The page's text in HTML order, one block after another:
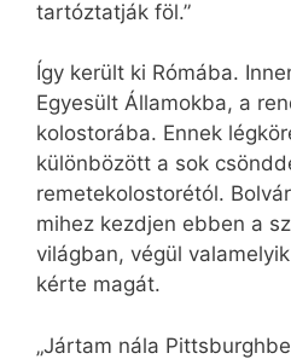
tartóztatják föl.”
Így került ki Rómába.
Egyesült Államokba, a
kolostorába. Ennek
különbözött a sok
remetekolostorétól.
mihez kezdjen ebben a
világban, végül
kérte magát.
„Jártam nála